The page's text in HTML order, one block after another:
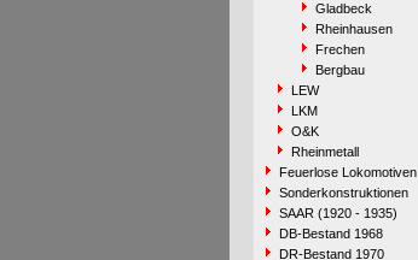
Gladbeck
Rheinhausen
Frechen
Bergbau
LEW
LKM
O&K
Rheinmetall
Feuerlose Lokomotiven
Sonderkonstruktionen
SAAR (1920 - 1935)
DB-Bestand 1968
DR-Bestand 1970